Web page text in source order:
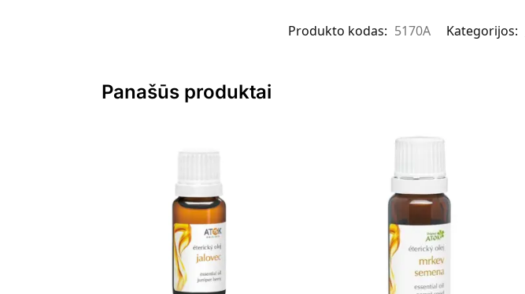
Produkto kodas: 5170A Kategorijos:
Panašūs produktai